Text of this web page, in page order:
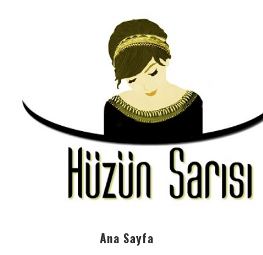
Ana Sayfa